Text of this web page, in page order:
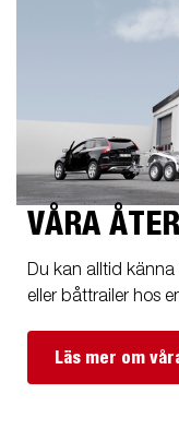
VÅRA
Du kan alltid
eller båttrailer hos
Läs mer om